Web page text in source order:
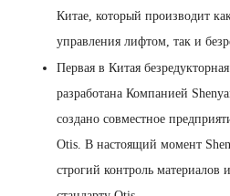
Китае, который производит
управления лифтом, так и
Первая в Китая
разработана Компанией
создано совместное
Otis. В настоящий момент
строгий контроль материалов